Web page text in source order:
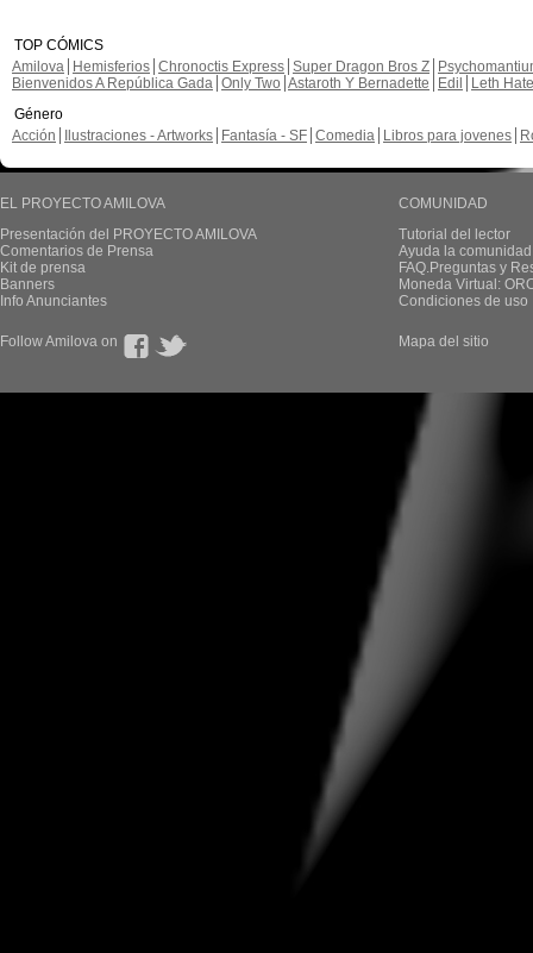
TOP CÓMICS
Amilova
Hemisferios Chronoctis Express Super Dragon Bros Z
Bienvenidos A República Gada Only Two Astaroth Y Bernadette Edil
Leth Hate
Género
Acción
Ilustraciones - Artworks Fantasía - SF Comedia Libros para jovenes
EL PROYECTO AMILOVA
Presentación del PROYECTO AMILOVA
Comentarios de Prensa
Kit de prensa
Banners
Info Anunciantes
COMUNIDAD
Tutorial del lector
Ayuda la
FAQ.Preguntas y
Moneda Virtual:
Condiciones de uso
Follow Amilova on Mapa del sitio